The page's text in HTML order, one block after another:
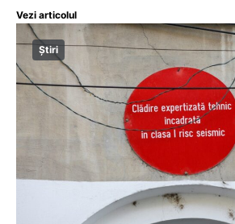
Vezi articolul
Știri